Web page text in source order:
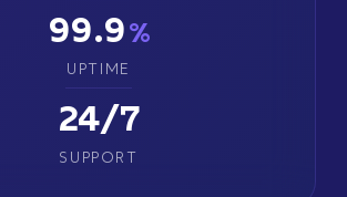
99.9%
UPTIME
24/7
SUPPORT